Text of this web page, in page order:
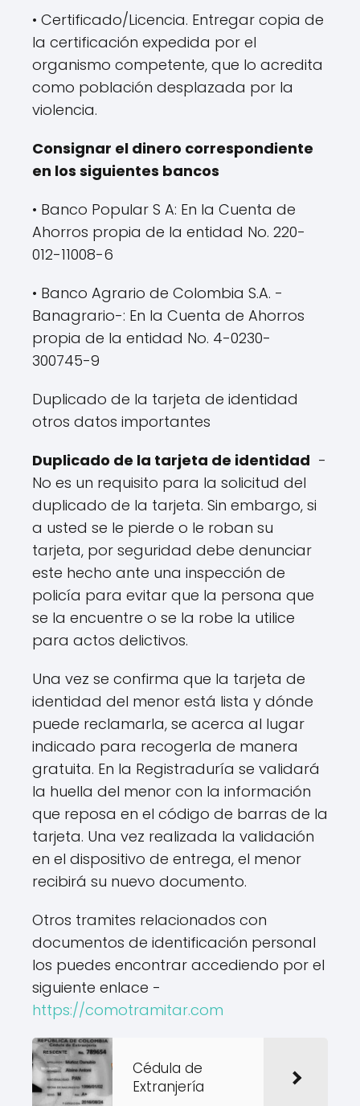
• Certificado/Licencia. Entregar copia de
la certificación expedida por el
organismo competente, que lo acredita
como población desplazada por la
violencia.
Consignar el dinero correspondiente
en los siguientes bancos
• Banco Popular S A: En la Cuenta de
Ahorros propia de la entidad No. 220-
012-11008-6
• Banco Agrario de Colombia S.A. -
Banagrario-: En la Cuenta de Ahorros
propia de la entidad No. 4-0230-
300745-9
Duplicado de la tarjeta de identidad
otros datos importantes
Duplicado de la tarjeta de identidad -
No es un requisito para la solicitud del
duplicado de la tarjeta. Sin embargo, si
a usted se le pierde o le roban su
tarjeta, por seguridad debe denunciar
este hecho ante una inspección de
policía para evitar que la persona que
se la encuentre o se la robe la utilice
para actos delictivos.
Una vez se confirma que la tarjeta de
identidad del menor está lista y dónde
puede reclamarla, se acerca al lugar
indicado para recogerla de manera
gratuita. En la Registraduría se validará
la huella del menor con la información
que reposa en el código de barras de la
tarjeta. Una vez realizada la validación
en el dispositivo de entrega, el menor
recibirá su nuevo documento.
Otros tramites relacionados con
documentos de identificación personal
los puedes encontrar accediendo por el
siguiente enlace -
https://comotramitar.com
Cédula de
Extranjería